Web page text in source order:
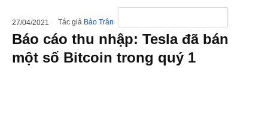
27/04/2021 Tác giả Bảo Trân
Báo cáo thu nhập: Tesla đã bán
một số Bitcoin trong quý 1